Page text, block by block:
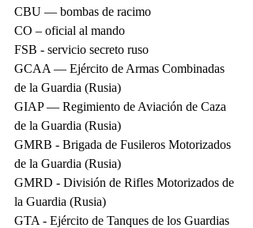
CBU — bombas de racimo
CO – oficial al mando
FSB - servicio secreto ruso
GCAA — Ejército de Armas Combinadas
de la Guardia (Rusia)
GIAP — Regimiento de Aviación de Caza
de la Guardia (Rusia)
GMRB - Brigada de Fusileros Motorizados
de la Guardia (Rusia)
GMRD - División de Rifles Motorizados de
la Guardia (Rusia)
GTA - Ejército de Tanques de los Guardias